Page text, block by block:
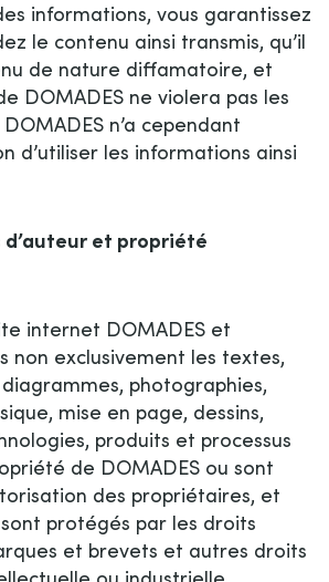
informations, vous garantissez
le contenu ainsi transmis, qu’il
de nature diffamatoire, et
DOMADES ne violera pas les
n’a cependant
d’utiliser les informations ainsi
et propriété
internet DOMADES et
non exclusivement les textes,
photographies,
mise en page, dessins,
produits et processus
de DOMADES ou sont
des propriétaires, et
protégés par les droits
et brevets et autres droits